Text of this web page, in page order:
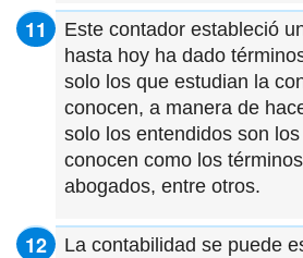
Este contador estableció
hasta hoy ha dado
solo los que estudian la
conocen, a manera de
solo los entendidos son
conocen como los
abogados, entre otros.
La contabilidad se puede